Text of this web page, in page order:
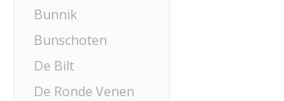
Bunnik
Bunschoten
De Bilt
De Ronde Venen